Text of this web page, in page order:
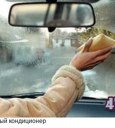
кондиционер